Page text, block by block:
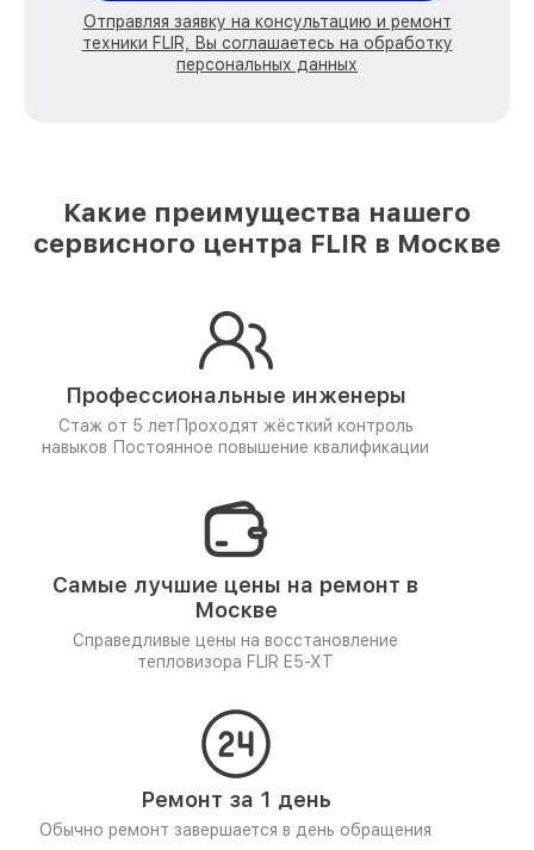
Отправляя заявку на консультацию и ремонт
техники FLIR, Вы соглашаетесь на обработку
персональных данных
Какие преимущества нашего
сервисного центра FLIR в Москве
Профессиональные инженеры
Стаж от 5 лет Проходят жёсткий контроль
навыков Постоянное повышение квалификации
Самые лучшие цены на ремонт в
Москве
Справедливые цены на восстановление
тепловизора FLIR E5-XT
Ремонт за 1 день
Обычно ремонт завершается в день обращения